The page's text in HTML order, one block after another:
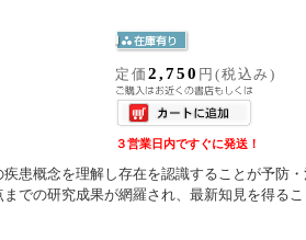
定価 2,750 円(税込み)
３営業日内ですぐに発送！
患概念を理解し存在を認識することが予防
での研究成果が網羅され、最新知見を得る